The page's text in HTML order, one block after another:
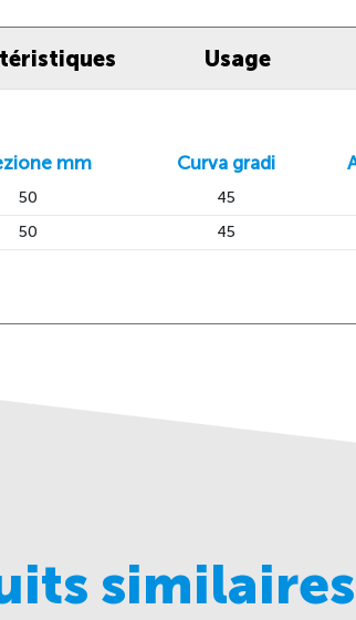
Usage
mm Curva gradi
50 45
50 45
similaires